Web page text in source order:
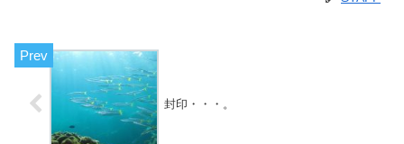
封印・・・。